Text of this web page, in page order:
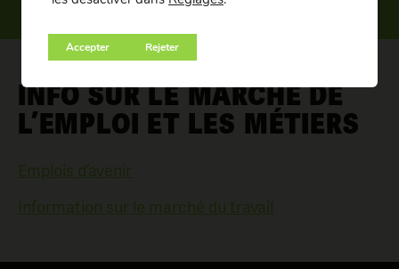
INFO SUR LE MARCHÉ DE
L’EMPLOI ET LES MÉTIERS
Emplois d’avenir
Information sur le marché du travail
Accepter Rejeter